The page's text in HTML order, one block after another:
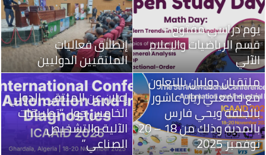
يوم دراسي مفتوح –
قسم الرياضيات والإعلام
الآلي
إنطلاق فعاليات
الملتقيين الدوليين
ملتقيان دوليان بالتعاون
مع جامعتي زيان عاشور
بالجلفة ويحي فارس
بالمدية وذلك من 18 – 20
نوفمبر 2025
إعلان عن الملتقى الدولي
الخامس حول “تطبيقات
الآلية والتشخيص
الصناعي”